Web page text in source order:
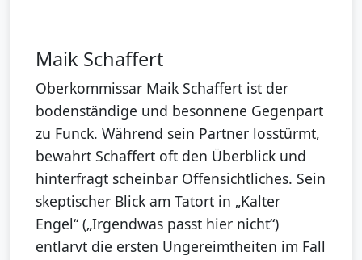
Maik Schaffert
Oberkommissar Maik Schaffert ist der
bodenständige und besonnene Gegenpart
zu Funck. Während sein Partner losstürmt,
bewahrt Schaffert oft den Überblick und
hinterfragt scheinbar Offensichtliches. Sein
skeptischer Blick am Tatort in „Kalter
Engel“ („Irgendwas passt hier nicht“)
entlarvt die ersten Ungereimtheiten im Fall